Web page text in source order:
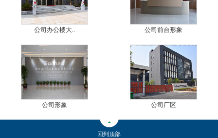
公司办公楼大.. 公司前台形象
公司形象 公司厂区
回到顶部